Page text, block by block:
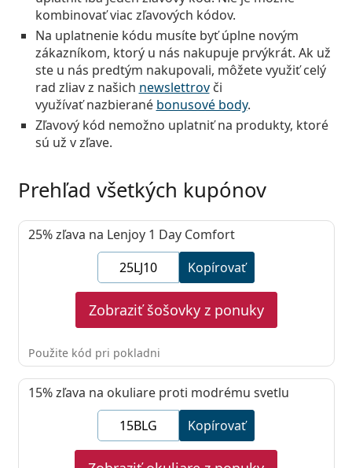
Persol
Prada
Všetky značky
kombinovať viac zľavových kódov.
Na uplatnenie kódu musíte byťúplne novým
zákazníkom, ktorý u nás nakupuje prvýkrát. Ak už
ste u nás predtým nakupovali, môžete využiť celý
rad zliav z našich newslettrovči
využívať nazbierané bonusové body.
Zľavový kód nemožno uplatniť na produkty, ktoré
sú už v zľave.
Prehľad všetkých kupónov
25% zľava na Lenjoy 1 Day Comfort
Kopírovať
Zobraziť šošovky z ponuky
Použite kód pri pokladni
15% zľava na okuliare proti modrému svetlu
Kopírovať